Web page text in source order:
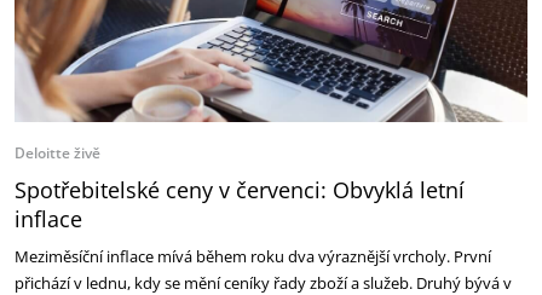
Deloitte živě
Spotřebitelské ceny v červenci: Obvyklá letní
inflace
Meziměsíční inflace mívá během roku dva výraznější vrcholy. První
přichází v lednu, kdy se mění ceníky řady zboží a služeb. Druhý bývá v